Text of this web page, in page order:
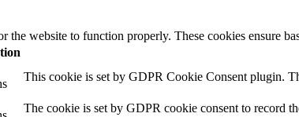
the website to function properly. These cookies ensure
This cookie is set by GDPR Cookie Consent plugin.
The cookie is set by GDPR cookie consent to record